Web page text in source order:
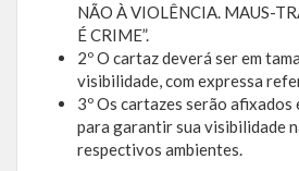
NÃO À VIOLÊNCIA. MAUS-
É CRIME”.
2º O cartaz deverá ser em
visibilidade, com expressa
3º Os cartazes serão afixados
para garantir sua visibilidade
respectivos ambientes.